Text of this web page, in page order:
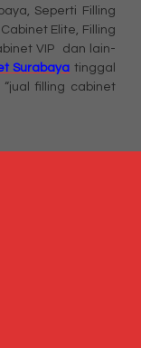
Seperti Filling
Elite, Filling
VIP dan lain-
Surabaya tinggal
filling cabinet